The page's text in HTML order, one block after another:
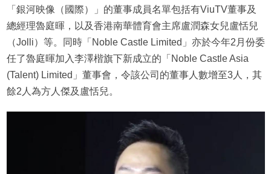
「銀河映像（國際）」的董事成員名單包括有ViuTV董事及
總經理魯庭暉，以及香港南華體育會主席盧潤森女兒盧恬兒
（Jolli）等。同時「Noble Castle Limited」亦於今年2月份委
任了魯庭暉加入李澤楷旗下新成立的「Noble Castle Asia
(Talent) Limited」董事會，令該公司的董事人數增至3人，其
餘2人為方人傑及盧恬兒。